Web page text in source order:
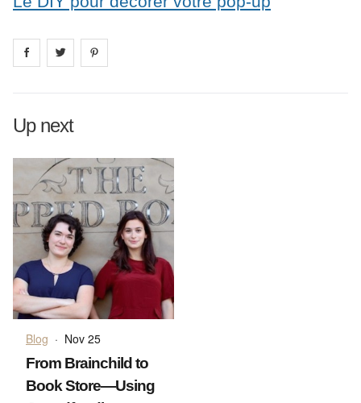
Share on facebook
Share on
Up next
Blog · Nov 25
From Brainchild to
Book Store—Using